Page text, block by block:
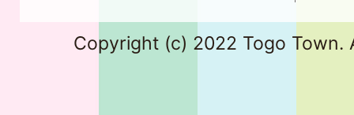
Copyright (c) 2022 Togo Town.